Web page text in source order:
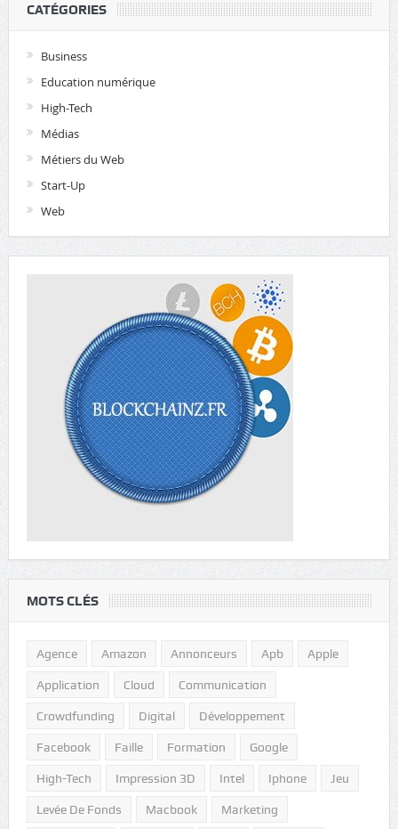
CATÉGORIES
Business
Education numérique
High-Tech
Médias
Métiers du Web
Start-Up
Web
MOTS CLÉS
Agence Amazon Annonceurs Apb Apple
Application Cloud Communication
Crowdfunding Digital Développement
Facebook Faille Formation Google
High-Tech Impression 3D Intel Iphone Jeu
Levée De Fonds Macbook Marketing